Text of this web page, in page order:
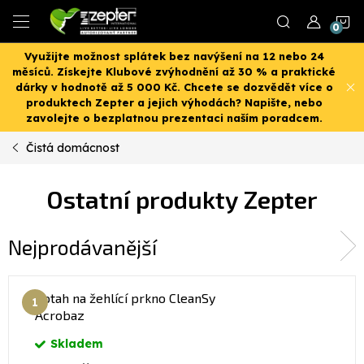
obsah
Využijte možnost splátek bez navýšení na 12 nebo 24
měsíců. Získejte Klubové zvýhodnění až 30 % a praktické
dárky v hodnotě až 5 000 Kč. Chcete se dozvědět více o
produktech Zepter a jejich výhodách? Napište, nebo
zavolejte o bezplatnou prezentaci naším poradcem.
Čistá domácnost
Ostatní produkty Zepter
Nejprodávanější
Potah na žehlící prkno CleanSy
Acrobaz
Skladem